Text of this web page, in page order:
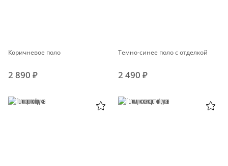
Коричневое поло
2 890 ₽
Темно-синее поло с отделкой
2 490 ₽